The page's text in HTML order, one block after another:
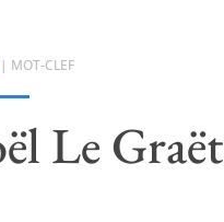
| MOT-CLEF
Le Graët